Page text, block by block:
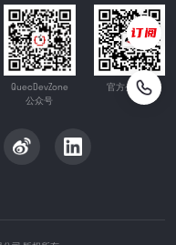
QuecDevZone
公众号
官方公众号